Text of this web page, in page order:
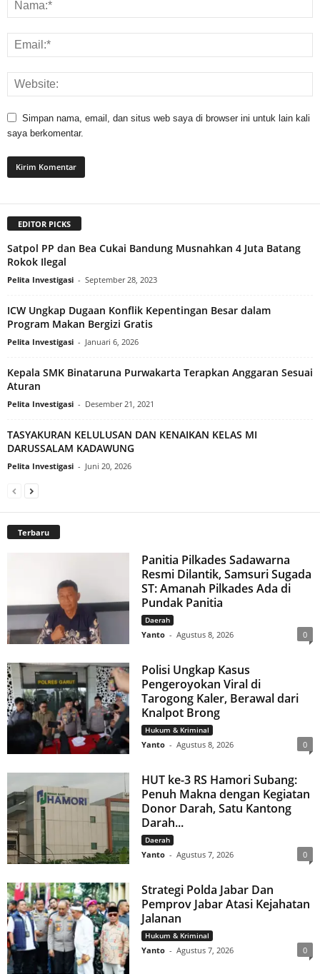
Simpan nama, email, dan situs web saya di browser ini untuk lain kali
saya berkomentar.
EDITOR PICKS
Satpol PP dan Bea Cukai Bandung Musnahkan 4 Juta Batang
Rokok Ilegal
Pelita Investigasi - September 28, 2023
ICW Ungkap Dugaan Konflik Kepentingan Besar dalam
Program Makan Bergizi Gratis
Pelita Investigasi - Januari 6, 2026
Kepala SMK Binataruna Purwakarta Terapkan Anggaran Sesuai
Aturan
Pelita Investigasi - Desember 21, 2021
TASYAKURAN KELULUSAN DAN KENAIKAN KELAS MI
DARUSSALAM KADAWUNG
Pelita Investigasi - Juni 20, 2026
Terbaru
Panitia Pilkades Sadawarna
Resmi Dilantik, Samsuri Sugada
ST: Amanah Pilkades Ada di
Pundak Panitia
Daerah
Yanto - Agustus 8, 2026 0
Polisi Ungkap Kasus
Pengeroyokan Viral di
Tarogong Kaler, Berawal dari
Knalpot Brong
Hukum & Kriminal
Yanto - Agustus 8, 2026 0
HUT ke-3 RS Hamori Subang:
Penuh Makna dengan Kegiatan
Donor Darah, Satu Kantong
Darah...
Daerah
Yanto - Agustus 7, 2026 0
Strategi Polda Jabar Dan
Pemprov Jabar Atasi Kejahatan
Jalanan
Hukum & Kriminal
Yanto - Agustus 7, 2026 0